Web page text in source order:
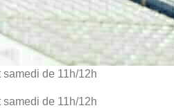
de 11h/12h
de 11h/12h